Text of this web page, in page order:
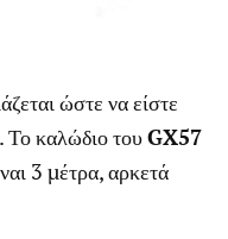
ώστε να είστε
Το καλώδιο τουGX57
3 μέτρα, αρκετά